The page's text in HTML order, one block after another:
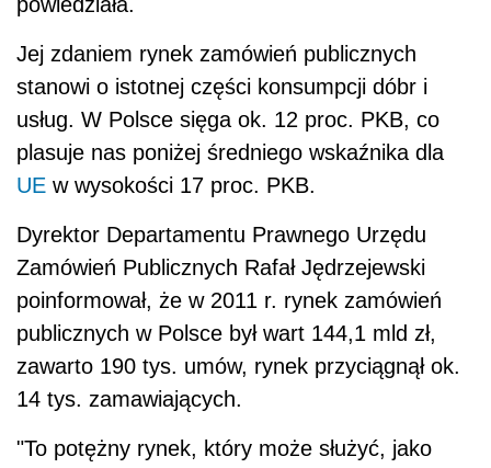
powiedziała.
Jej zdaniem rynek zamówień publicznych
stanowi o istotnej części konsumpcji dóbr i
usług. W Polsce sięga ok. 12 proc. PKB, co
plasuje nas poniżej średniego wskaźnika dla
UE w wysokości 17 proc. PKB.
Dyrektor Departamentu Prawnego Urzędu
Zamówień Publicznych Rafał Jędrzejewski
poinformował, że w 2011 r. rynek zamówień
publicznych w Polsce był wart 144,1 mld zł,
zawarto 190 tys. umów, rynek przyciągnął ok.
14 tys. zamawiających.
"To potężny rynek, który może służyć, jako